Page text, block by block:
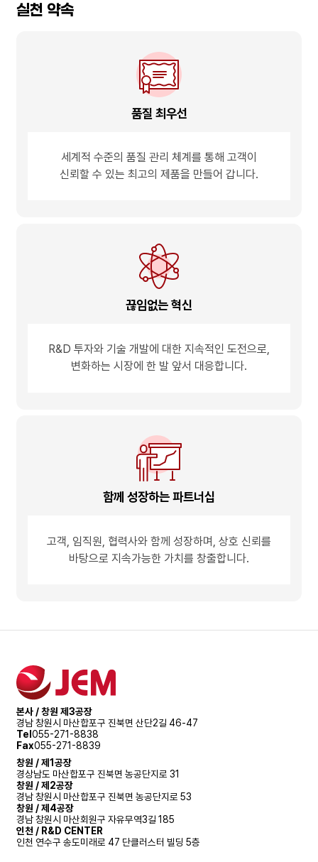
실천 약속
품질 최우선
세계적 수준의 품질 관리 체계를 통해 고객이
신뢰할 수 있는 최고의 제품을 만들어 갑니다.
끊임없는 혁신
R&D 투자와 기술 개발에 대한 지속적인 도전으로,
변화하는 시장에 한 발 앞서 대응합니다.
함께 성장하는 파트너십
고객, 임직원, 협력사와 함께 성장하며, 상호 신뢰를
바탕으로 지속가능한 가치를 창출합니다.
본사 / 창원 제3공장
경남 창원시 마산합포구 진북면 산단2길 46-47
Tel055-271-8838
Fax055-271-8839
창원 / 제1공장
경상남도 마산합포구 진북면 농공단지로 31
창원 / 제2공장
경남 창원시 마산합포구 진북면 농공단지로 53
창원 / 제4공장
경남 창원시 마산회원구 자유무역3길 185
인천 / R&D CENTER
인천 연수구 송도미래로 47 단클러스터 빌딩 5층